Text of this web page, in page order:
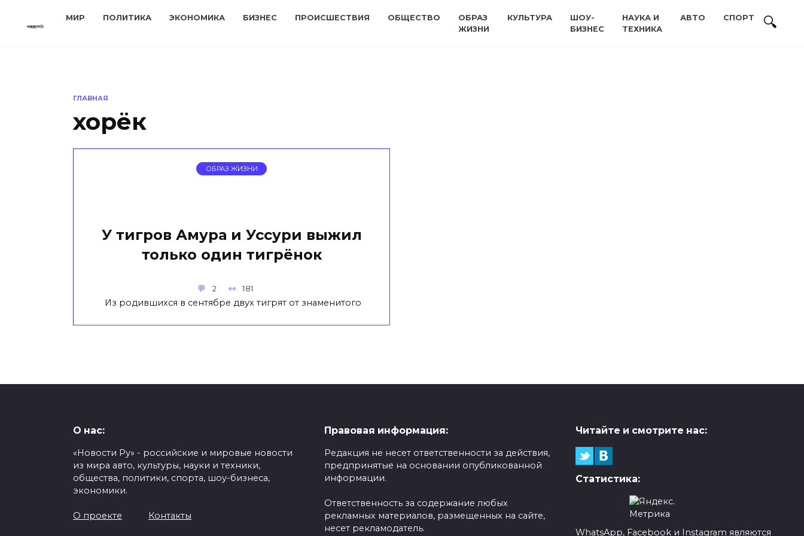
МИР ПОЛИТИКА ЭКОНОМИКА БИЗНЕС ПРОИСШЕСТВИЯ ОБЩЕСТВО
ОБРАЗ
ЖИЗНИ
КУЛЬТУРА
ШОУ-
БИЗНЕС
НАУКА И
ТЕХНИКА
АВТО СПОРТ
ГЛАВНАЯ
хорёк
ОБРАЗ ЖИЗНИ
У тигров Амура и Уссури выжил
только один тигрёнок
2 181
Из родившихся в сентябре двух тигрят от знаменитого
О нас:
«Новости Ру» - российские и мировые новости
из мира авто, культуры, науки и техники,
общества, политики, спорта, шоу-бизнеса,
экономики.
О проекте Контакты
Правовая информация:
Редакция не несет ответственности за действия,
предпринятые на основании опубликованной
информации.
Ответственность за содержание любых
рекламных материалов, размещенных на сайте,
несет рекламодатель.
Читайте и смотрите нас:
Статистика:
WhatsApp, Facebook и Instagram являются